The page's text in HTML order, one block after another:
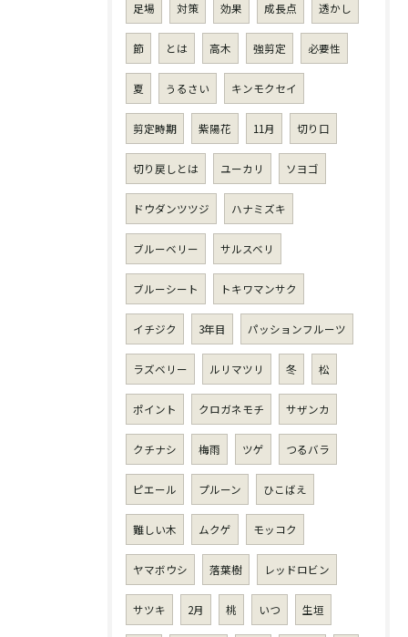
足場 対策 効果 成長点 透かし
節 とは 高木 強剪定 必要性
夏 うるさい キンモクセイ
剪定時期 紫陽花 11月 切り口
切り戻しとは ユーカリ ソヨゴ
ドウダンツツジ ハナミズキ
ブルーベリー サルスベリ
ブルーシート トキワマンサク
イチジク 3年目 パッションフルーツ
ラズベリー ルリマツリ 冬 松
ポイント クロガネモチ サザンカ
クチナシ 梅雨 ツゲ つるバラ
ピエール プルーン ひこばえ
難しい木 ムクゲ モッコク
ヤマボウシ 落葉樹 レッドロビン
サツキ 2月 桃 いつ 生垣